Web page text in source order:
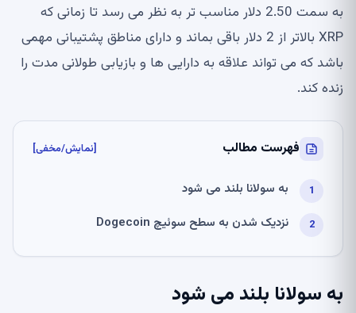
به سمت 2.50 دلار مناسب تر به نظر می رسد تا زمانی که
XRP بالاتر از 2 دلار باقی بماند و دارای مناطق پشتیبانی مهمی
باشد که می تواند علاقه به دارایی ها و بازیابی طولانی مدت را
زنده کند.
فهرست مطالب [نمایش/مخفی]
به سولانا بلند می شود
نزدیک شدن به سطح سوئیچ Dogecoin
به سولانا بلند می شود